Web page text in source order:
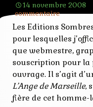
14 novembre 2008
commentaire
Les Editions
pour lesquelles
que webmestre,
souscription pour
ouvrage. Il s’agit
L’Ange de Marseille,
fière de cet homme-